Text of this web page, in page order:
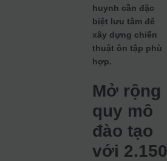
huynh cần đặc
biệt lưu tâm để
xây dựng chiến
thuật ôn tập phù
hợp.
Mở rộng
quy mô
đào tạo
với 2.150